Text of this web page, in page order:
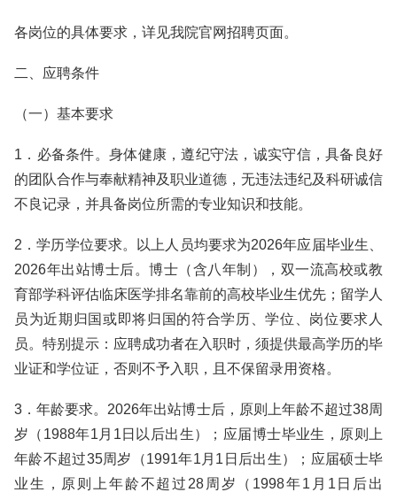
各岗位的具体要求，详见我院官网招聘页面。
二、应聘条件
（一）基本要求
1．必备条件。身体健康，遵纪守法，诚实守信，具备良好
的团队合作与奉献精神及职业道德，无违法违纪及科研诚信
不良记录，并具备岗位所需的专业知识和技能。
2．学历学位要求。以上人员均要求为2026年应届毕业生、
2026年出站博士后。博士（含八年制），双一流高校或教
育部学科评估临床医学排名靠前的高校毕业生优先；留学人
员为近期归国或即将归国的符合学历、学位、岗位要求人
员。特别提示：应聘成功者在入职时，须提供最高学历的毕
业证和学位证，否则不予入职，且不保留录用资格。
3．年龄要求。2026年出站博士后，原则上年龄不超过38周
岁（1988年1月1日以后出生）；应届博士毕业生，原则上
年龄不超过35周岁（1991年1月1日后出生）；应届硕士毕
业生，原则上年龄不超过28周岁（1998年1月1日后出